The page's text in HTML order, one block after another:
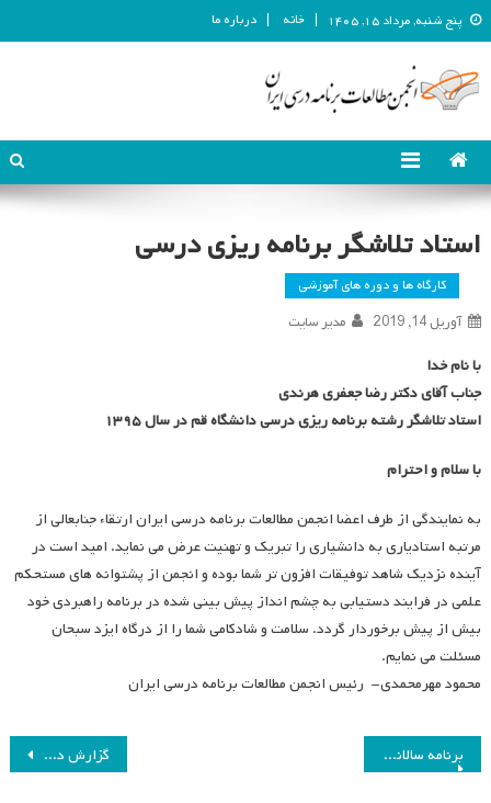
پنج شنبه, مرداد ۱۵, ۱۴۰۵ خانه درباره ما
انجمن مطالعات برنامه درسی ایران
استاد تلاشگر برنامه ریزی درسی
کارگاه ها و دوره های آموزشی
آوریل 14, 2019 مدیر سایت
با نام خدا
جناب آقای دکتر رضا جعفری هرندی
استاد تلاشگر رشته برنامه ریزی درسی دانشگاه قم در سال ۱۳۹۵
با سلام و احترام
به نمایندگی از طرف اعضا انجمن مطالعات برنامه درسی ایران ارتقاء جنابعالی از
مرتبه استادیاری به دانشیاری را تبریک و تهنیت عرض می نماید. امید است در
آینده نزدیک شاهد توفیقات افزون تر شما بوده و انجمن از پشتوانه های مستحکم
علمی در فرایند دستیابی به چشم انداز پیش بینی شده در برنامه راهبردی خود
بیش از پیش برخوردار گردد. سلامت و شادکامی شما را از درگاه ایزد سبحان
مسئلت می نمایم.
محمود مهرمحمدی- رئیس انجمن مطالعات برنامه درسی ایران
راهبری
گزارش دکتر فرهاد سراجی (دبیر علمی) از برگزاری چهاردهمین همایش سالانه انجمن مطالعات برنامه درسی ایران برنامه سالانه نشستهای تخصصی گروپ برنامه درسی پیش دبستان و دبستان